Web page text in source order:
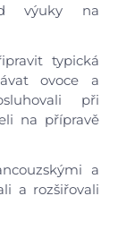
výuky na
typická
ovoce a
při
na přípravě
a
a rozšiřovali